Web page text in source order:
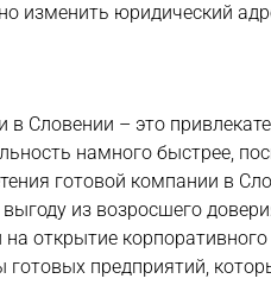
изменить юридический
в Словении – это
намного быстрее,
готовой компании в
из возросшего
на открытие
предприятий,